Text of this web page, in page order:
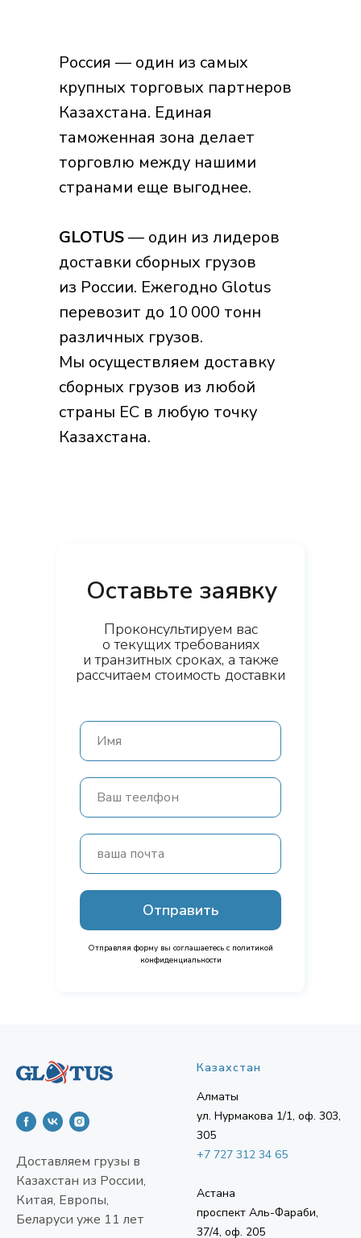
Россия — один из самых
крупных торговых партнеров
Казахстана. Единая
таможенная зона делает
торговлю между нашими
странами еще выгоднее.
GLOTUS— один из лидеров
доставки сборных грузов
из России. Ежегодно Glotus
перевозит до 10 000 тонн
различных грузов.
Мы осуществляем доставку
сборных грузов из любой
страны ЕС в любую точку
Казахстана.
Отправляя форму вы соглашаетесь с политикой
конфиденциальности
Оставьте заявку
Проконсультируем вас
о текущих требованиях
и транзитных сроках, а также
рассчитаем стоимость доставки
Отправить
Доставляем грузы в
Казахстан из России,
Китая, Европы,
Беларуси уже 11 лет
Казахстан
Алматы
ул. Нурмакова 1/1, оф. 303,
305
+7 727 312 34 65
Астана
проспект Аль-Фараби,
37/4, оф. 205